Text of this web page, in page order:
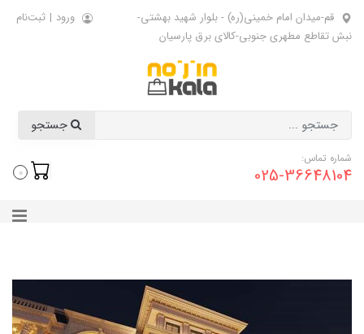
قم-میدان امام خمینی(ره) - بلوار شهید بهشتی-
نبش تقاطع مطهری جنوبی-کالای برق پارسیان
ورود | ثبت‌نام
شماره تماس:
025-36648104
0